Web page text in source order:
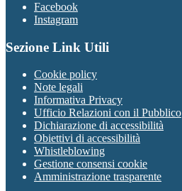
Facebook
Instagram
Sezione Link Utili
Cookie policy
Note legali
Informativa Privacy
Ufficio Relazioni con il Pubblico
Dichiarazione di accessibilità
Obiettivi di accessibilità
Whistleblowing
Gestione consensi cookie
Amministrazione trasparente